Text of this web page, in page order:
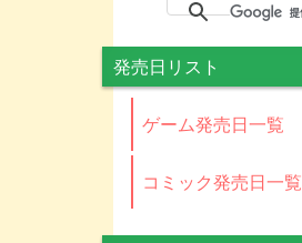
発売日リスト
ゲーム発売日一覧
コミック発売日一覧